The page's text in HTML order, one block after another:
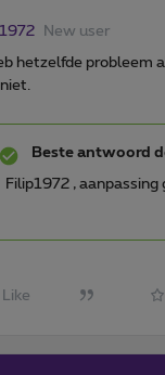
New user
hetzelfde
Beste antwoord
Filip1972 ,
Like